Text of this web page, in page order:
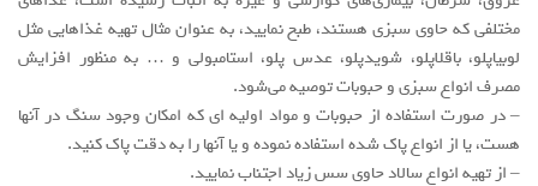
مختلفی که حاوی سبزی هستند، طبخ نمایید، به عنوان مثال تهیه غذاهایی مثل
لوبیاپلو، باقلاپلو، شویدپلو، عدس پلو، استامبولی و … به منظور افزایش
مصرف انواع سبزی و حبوبات توصیه می‌شود.
– در صورت استفاده از حبوبات و مواد اولیه ای که امکان وجود سنگ در آنها
هست، یا از انواع پاک شده استفاده نموده و یا آنها را به دقت پاک کنید.
– از تهیه انواع سالاد حاوی سس زیاد اجتناب نمایید.